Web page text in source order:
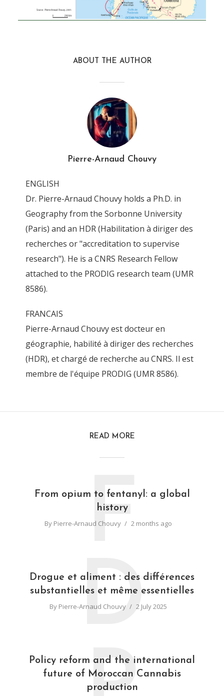
ABOUT THE AUTHOR
Pierre-Arnaud Chouvy
ENGLISH
Dr. Pierre-Arnaud Chouvy holds a Ph.D. in
Geography from the Sorbonne University
(Paris) and an HDR (Habilitation à diriger des
recherches or "accreditation to supervise
research"). He is a CNRS Research Fellow
attached to the PRODIG research team (UMR
8586).
FRANCAIS
Pierre-Arnaud Chouvy est docteur en
géographie, habilité à diriger des recherches
(HDR), et chargé de recherche au CNRS. Il est
membre de l'équipe PRODIG (UMR 8586).
READ MORE
From opium to fentanyl: a global
history
By Pierre-Arnaud Chouvy 2 months ago
F
Drogue et aliment : des différences
substantielles et même essentielles
By Pierre-Arnaud Chouvy 2 July 2025
D
Policy reform and the international
future of Moroccan Cannabis
production